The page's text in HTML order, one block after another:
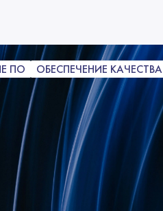
ПО ОБЕСПЕЧЕНИЕ КАЧЕСТВА